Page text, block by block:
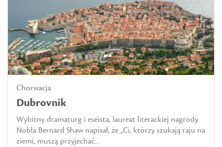
Chorwacja
Dubrovnik
Wybitny dramaturg i eseista, laureat literackiej nagrody
Nobla Bernard Shaw napisał, że „Ci, którzy szukają raju na
ziemi, muszą przyjechać...